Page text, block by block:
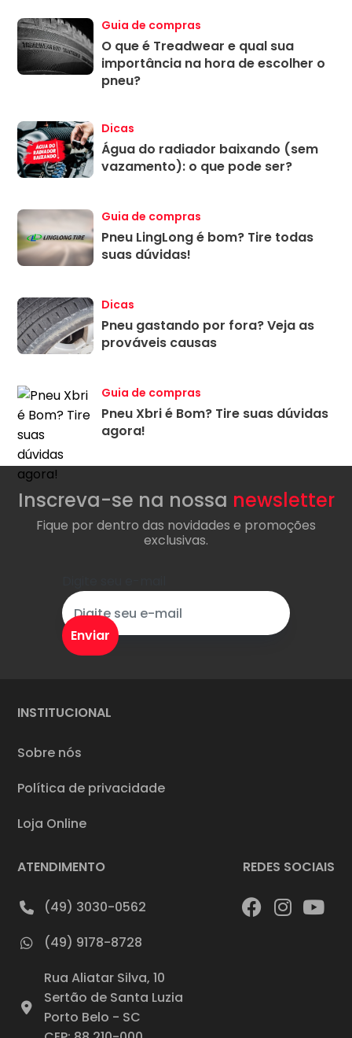
Guia de compras
O que é Treadwear e qual sua
importância na hora de escolher o
pneu?
Dicas
Água do radiador baixando (sem
vazamento): o que pode ser?
Guia de compras
Pneu LingLong é bom? Tire todas
suas dúvidas!
Dicas
Pneu gastando por fora? Veja as
prováveis causas
Guia de compras
Pneu Xbri é Bom? Tire suas dúvidas
agora!
Inscreva-se na nossa newsletter
Fique por dentro das novidades e promoções
exclusivas.
INSTITUCIONAL
Sobre nós
Política de privacidade
Loja Online
ATENDIMENTO
(49) 3030-0562
(49) 9178-8728
Rua Aliatar Silva, 10
Sertão de Santa Luzia
Porto Belo - SC
REDES SOCIAIS